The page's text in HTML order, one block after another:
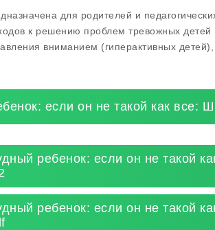
для родителей и
к решению проблем тревожных
вниманием (гиперактивных детей),
если он не такой как все:
ребенок: если он не такой
ребенок: если он не такой